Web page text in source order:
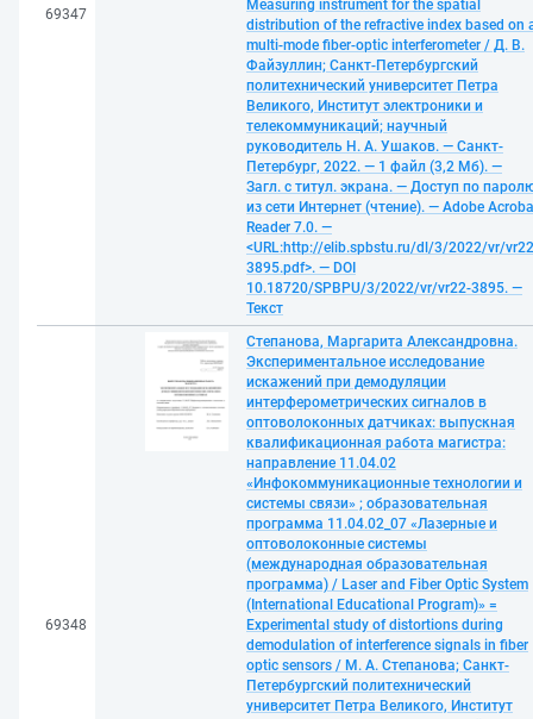
69347
Measuring instrument for the spatial
distribution of the refractive index based on
multi-mode fiber-optic interferometer / Д. В.
Файзуллин; Санкт-Петербургский
политехнический университет Петра
Великого, Институт электроники и
телекоммуникаций; научный
руководитель Н. А. Ушаков. — Санкт-
Петербург, 2022. — 1 файл (3,2 Мб). —
Загл. с титул. экрана. — Доступ по
из сети Интернет (чтение). — Adobe
Reader 7.0. —
<URL:http://elib.spbstu.ru/dl/3/2022/vr/
3895.pdf>. — DOI
10.18720/SPBPU/3/2022/vr/vr22-3895. —
Текст
69348
Степанова, Маргарита Александровна.
Экспериментальное исследование
искажений при демодуляции
интерферометрических сигналов в
оптоволоконных датчиках: выпускная
квалификационная работа магистра:
направление 11.04.02
«Инфокоммуникационные технологии и
системы связи» ; образовательная
программа 11.04.02_07 «Лазерные и
оптоволоконные системы
(международная образовательная
программа) / Laser and Fiber Optic System
(International Educational Program)» =
Experimental study of distortions during
demodulation of interference signals in fiber
optic sensors / М. А. Степанова; Санкт-
Петербургский политехнический
университет Петра Великого, Институт